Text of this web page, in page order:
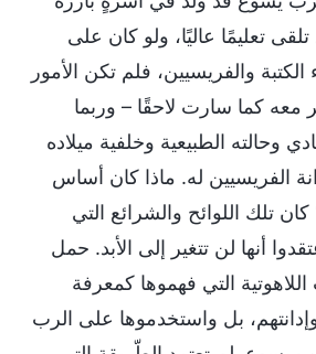
تعليمًا عاليًا، ولو كان على
والفريسيين، فلم تكن الأمور
معه كما سارت لاحقًا – وربما
وحالته الطبيعية وخلفية ميلاده
الفريسيين له. ماذا كان أساس
تلك اللوائح والشرائع التي
أنها لن تتغير إلى الأبد. حمل
التي فهموها كمعرفة
وإدانتهم، بل واستخدموها على الرب